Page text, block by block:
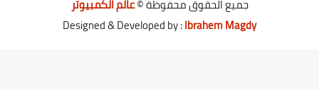
جميع الحقوق محفوظة ©عالم الكمبيوتر
Designed & Developed by :Ibrahem Magdy